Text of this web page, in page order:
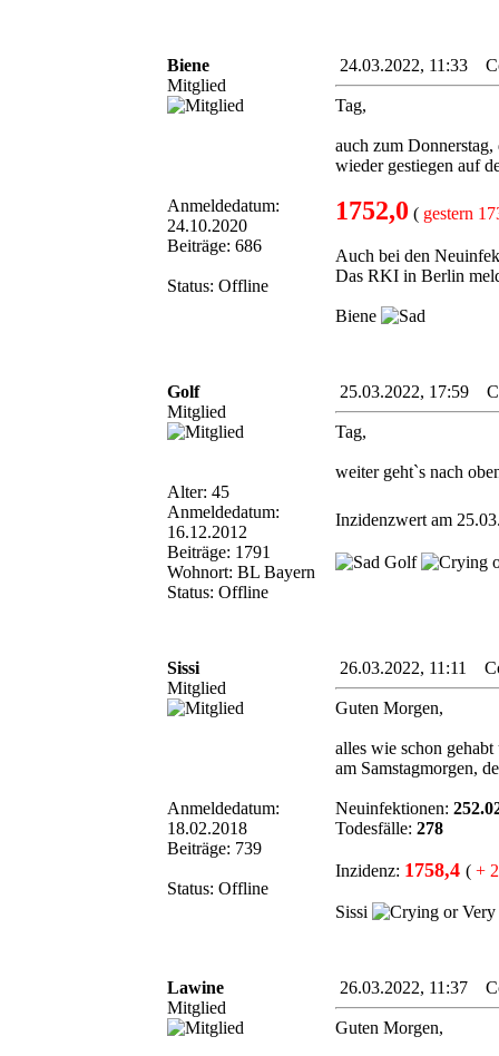
Biene
Mitglied
Anmeldedatum:
24.10.2020
Beiträge: 686
Status: Offline
24.03.2022, 11:33
Tag,
auch zum
wieder gestiegen auf
1752,0 ( gestern
Auch bei den
Das RKI in Berlin
Biene
Golf
Mitglied
Alter: 45
Anmeldedatum:
16.12.2012
Beiträge: 1791
Wohnort: BL Bayern
Status: Offline
25.03.2022, 17:59
Tag,
weiter geht`s nach
Inzidenzwert am
Golf
Sissi
Mitglied
Anmeldedatum:
18.02.2018
Beiträge: 739
Status: Offline
26.03.2022, 11:11
Guten Morgen,
alles wie schon
am Samstagmorgen,
Neuinfektionen:
Todesfälle: 278
Inzidenz: 1758,4 ( +
Sissi
Lawine
Mitglied
26.03.2022, 11:37
Guten Morgen,